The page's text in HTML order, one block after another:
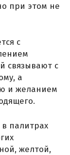
при этом не
с
связывают с
а
и желанием
палитрах
желтой,